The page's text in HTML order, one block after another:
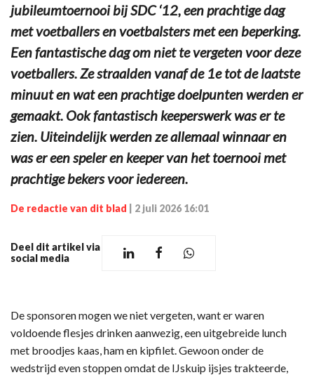
jubileumtoernooi bij SDC ‘12, een prachtige dag
met voetballers en voetbalsters met een beperking.
Een fantastische dag om niet te vergeten voor deze
voetballers. Ze straalden vanaf de 1e tot de laatste
minuut en wat een prachtige doelpunten werden er
gemaakt. Ook fantastisch keeperswerk was er te
zien. Uiteindelijk werden ze allemaal winnaar en
was er een speler en keeper van het toernooi met
prachtige bekers voor iedereen.
De redactie van dit blad 2 juli 2026 16:01
Deel dit artikel via
social media
De sponsoren mogen we niet vergeten, want er waren
voldoende flesjes drinken aanwezig, een uitgebreide lunch
met broodjes kaas, ham en kipfilet. Gewoon onder de
wedstrijd even stoppen omdat de IJskuip ijsjes trakteerde,